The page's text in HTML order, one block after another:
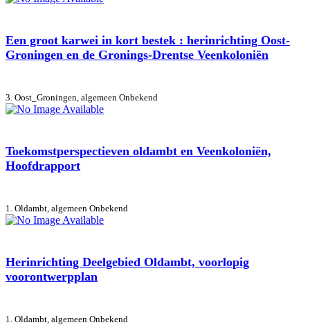
Een groot karwei in kort bestek : herinrichting Oost-
Groningen en de Gronings-Drentse Veenkoloniën
3. Oost_Groningen, algemeen Onbekend
Toekomstperspectieven oldambt en Veenkoloniën,
Hoofdrapport
1. Oldambt, algemeen Onbekend
Herinrichting Deelgebied Oldambt, voorlopig
voorontwerpplan
1. Oldambt, algemeen Onbekend